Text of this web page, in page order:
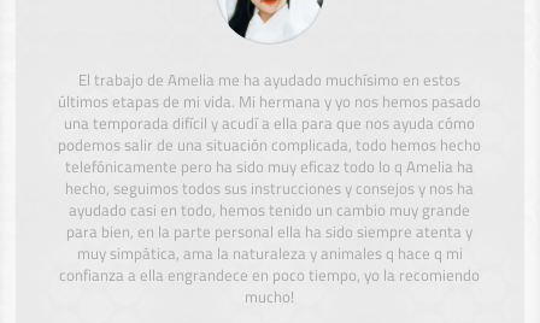
El trabajo de Amelia me ha ayudado muchísimo en estos
últimos etapas de mi vida. Mi hermana y yo nos hemos pasado
una temporada difícil y acudí a ella para que nos ayuda cómo
podemos salir de una situación complicada, todo hemos hecho
telefónicamente pero ha sido muy eficaz todo lo q Amelia ha
hecho, seguimos todos sus instrucciones y consejos y nos ha
ayudado casi en todo, hemos tenido un cambio muy grande
para bien, en la parte personal ella ha sido siempre atenta y
muy simpática, ama la naturaleza y animales q hace q mi
confianza a ella engrandece en poco tiempo, yo la recomiendo
mucho!